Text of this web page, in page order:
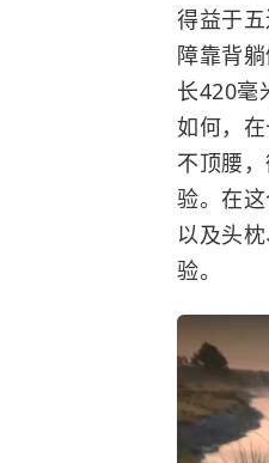
得益于
障靠背
长420毫
如何，
不顶腰
验。在
以及头
验。